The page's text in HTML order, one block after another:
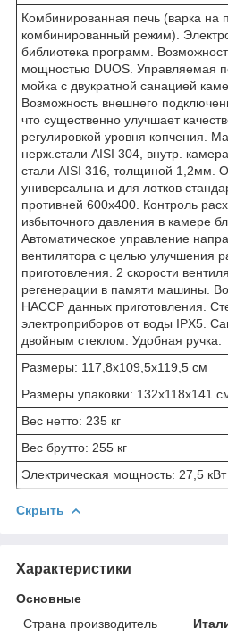
Комбинированная печь (варка на
комбинированный режим).
библиотека программ.
мощностью DUOS. Управляемая
мойка с двукратной санацией
Возможность внешнего
что существенно улучшает
регулировкой уровня копчения.
нерж.стали AISI 304, внутр.
стали AISI 316, толщиной 1,2мм.
универсальна и для лотков
противней 600х400. Контроль
избыточного давления в камере
Автоматическое управление
вентилятора с целью улучшения
приготовления. 2 скорости
регенерации в памяти машины.
HACCP данных приготовления.
электроприборов от воды IPX5.
двойным стеклом. Удобная ручка.
Размеры: 117,8x109,5x119,5 см
Размеры упаковки: 132x118x141
Вес нетто: 235 кг
Вес брутто: 255 кг
Электрическая мощность: 27,5 кВт
Скрыть
Характеристики
Основные
Страна производитель